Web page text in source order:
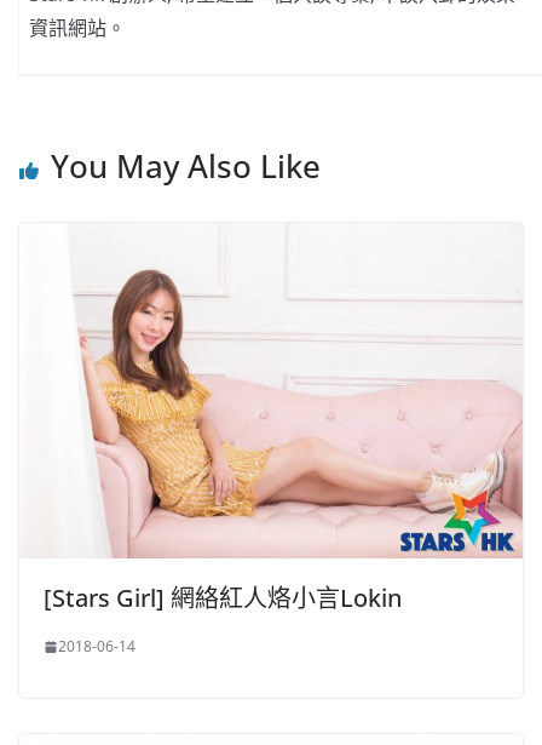
資訊網站。
You May Also Like
[Stars Girl] 網絡紅人烙小言Lokin
2018-06-14